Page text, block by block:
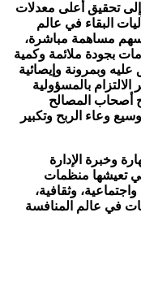
إلى تحقيق أعلى معدلات
البقاء في عالم
مساهمة مباشرة،
بجودة ملائمة وكمية
وبمرونة وإيصائية
الالتزام بالمسؤولية
أصحاب المصالح
وعاء الربح وتكبير
وخبرة الإدارة
تعيشها منظمات
وثقافية،
في عالم المنافسة